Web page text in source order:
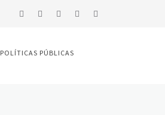
POLÍTICAS PÚBLICAS